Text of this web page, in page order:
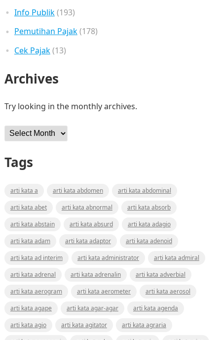
Info Publik(193)
Pemutihan Pajak(178)
Cek Pajak(13)
Archives
Try looking in the monthly archives.
Archives
Tags
arti kata a arti kata abdomen
arti kata abdominal
arti kata abet
arti kata abnormal
arti kata absorb
arti kata abstain
arti kata absurd
arti kata adagio
arti kata adam
arti kata adaptor
arti kata adenoid
arti kata ad interim
arti kata administrator
arti kata admiral
arti kata adrenal
arti kata adrenalin
arti kata adverbial
arti kata aerogram
arti kata aerometer
arti kata aerosol
arti kata agape
arti kata agar-agar
arti kata agenda
arti kata agio
arti kata agitator
arti kata agraria